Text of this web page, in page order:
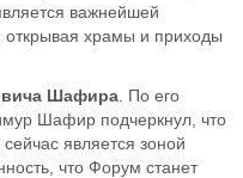
важнейшей
открывая храмы и приходы
Шафира По его
Шафир подчеркнул, что
является зоной
что Форум станет